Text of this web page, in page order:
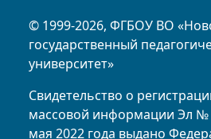
© 1999-2026, ФГБОУ ВО
государственный
университет»
Свидетельство о
массовой информации Эл №
мая 2022 года выдано